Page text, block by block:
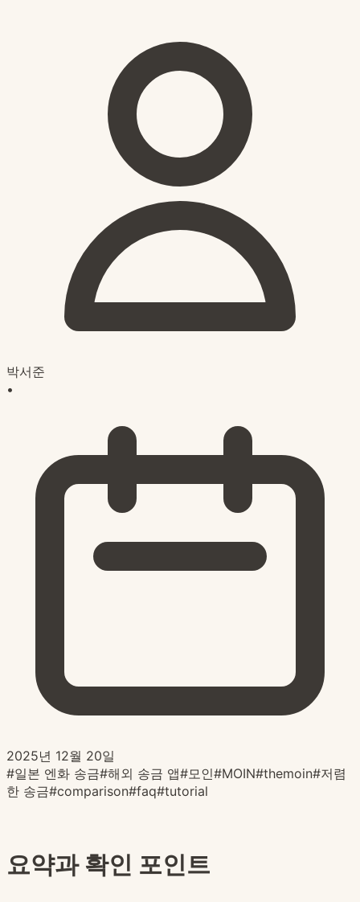
박서준
•
2025년 12월 20일
#일본 엔화 송금#해외 송금 앱#모인#MOIN#themoin#저렴
한 송금#comparison#faq#tutorial
요약과 확인 포인트